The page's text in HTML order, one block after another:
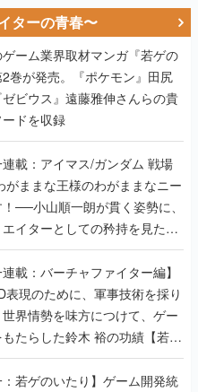
ターの青春〜
ーム業界取材マンガ『若ゲの
巻が発売。『ポケモン』田尻
ビウス』遠藤雅伸さんらの貴
ドを収録
載：アイマス/ガンダム 戦場
がままな王様のわがままなニー
──小山順一朗が貫く姿勢に、
イターとしての矜持を見た
り最終回】
連載：バーチャファイター編】
表現のために、軍事技術を採り
界情勢を味方につけて、ゲー
たらした鈴木 裕の功績【若ゲ
：若ゲのいたり】ゲーム開発統